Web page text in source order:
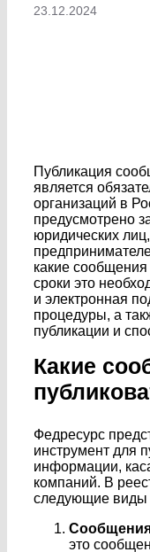
23.12.2024
Публикация
является
организаций в
предусмотрено
юридических
какие
сроки это
и электронная
процедуры, а
публикации и
Какие
Федресурс
инструмент для
информации,
компаний. В
следующие виды
Сообщения
это